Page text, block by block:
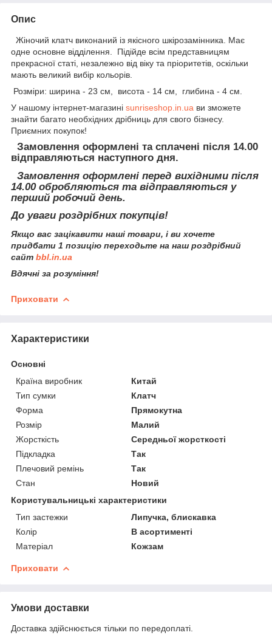
Опис
Жіночий клатч виконаний із якісного шкірозамінника. Має
одне основне відділення. Підійде всім представницям
прекрасної статі, незалежно від віку та пріоритетів, оскільки
мають великий вибір кольорів.
Розміри: ширина - 23 см, висота - 14 см, глибина - 4 см.
У нашому інтернет-магазині sunriseshop.in.ua ви зможете
знайти багато необхідних дрібниць для свого бізнесу.
Приємних покупок!
Замовлення оформлені та сплачені після 14.00
відправляються наступного дня.
Замовлення оформлені перед вихідними після
14.00 обробляються та відправляються у
перший робочий день.
До уваги роздрібних покупців!
Якщо вас зацікавити наші товари, і ви хочете
придбати 1 позицію переходьте на наш роздрібний
сайт bbl.in.ua
Вдячні за розуміння!
Приховати
Характеристики
Основні
Країна виробник
Китай
Тип сумки
Клатч
Форма
Прямокутна
Розмір
Малий
Жорсткість
Середньої жорсткості
Підкладка
Так
Плечовий ремінь
Так
Стан
Новий
Користувальницькі характеристики
Тип застежки
Липучка, блискавка
Колір
В асортименті
Матеріал
Кожзам
Приховати
Умови доставки
Доставка здійснюється тільки по передоплаті.